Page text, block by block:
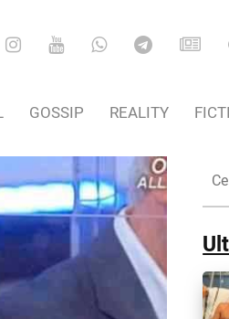
GOSSIP REALITY
nel
Sito